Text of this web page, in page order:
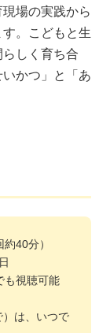
場の実践から
。こどもと生
しく育ち合
かつ」と「あ
40分）
も視聴可能
は、いつで